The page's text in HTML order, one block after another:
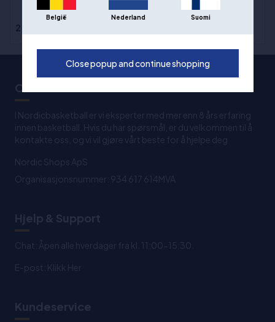
2.999,00 kr
Om oss
I Nordicbasketball er vi eksperter med mer enn 8 års erfaring
innen basketball. Hvis du har spørsmål, er du velkommen til å
kontakte oss, og vi vil gjøre vårt beste for å hjelpe deg
Nordic Shops ApS
Organisasjonsnummer: 934 617 614MVA
Hjelp & Support
Chat: Åpen alle hverdager fra kl. 11:00-15:30.
E-post: Klikk Her
Kundeservice
België Nederland Suomi
Close popup and continue shopping